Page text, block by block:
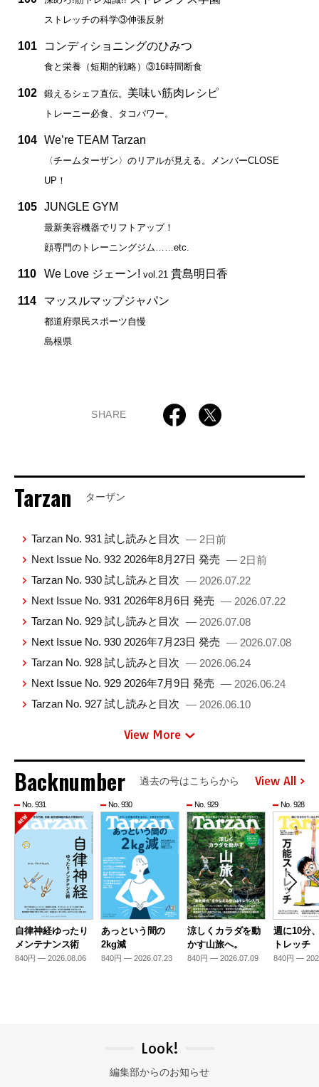
ストレッチの科学③伸張反射
101 コンディショニングのひみつ
食と栄養（短期的戦略）③16時間断食
102 鍛えるシェフ直伝。 美味い筋肉レシピ
トレーニー必食、タコパワー。
104 We’re TEAM Tarzan
〈チームターザン〉のリアルが見える。メンバーCLOSE
UP！
105 JUNGLE GYM
最新美容機器でリフトアップ！
顔専門のトレーニングジム……etc.
110 We Love ジェーン! vol.21 貴島明日香
114 マッスルマップジャパン
都道府県民スポーツ自慢
島根県
SHARE
Tarzan ターザン
Tarzan No. 931 試し読みと目次 — 2日前
Next Issue No. 932 2026年8月27日 発売 — 2日前
Tarzan No. 930 試し読みと目次 — 2026.07.22
Next Issue No. 931 2026年8月6日 発売 — 2026.07.22
Tarzan No. 929 試し読みと目次 — 2026.07.08
Next Issue No. 930 2026年7月23日 発売 — 2026.07.08
Tarzan No. 928 試し読みと目次 — 2026.06.24
Next Issue No. 929 2026年7月9日 発売 — 2026.06.24
Tarzan No. 927 試し読みと目次 — 2026.06.10
View More
Backnumber 過去の号はこちらから View All
No. 931
自律神経ゆったり
メンテナンス術
840円 — 2026.08.06
No. 930
あっという間の
2kg減
840円 — 2026.07.23
No. 929
涼しくカラダを動
かす山旅へ。
840円 — 2026.07.09
No. 928
週に10分
トレッチ
840円 —
Look!
編集部からのお知らせ